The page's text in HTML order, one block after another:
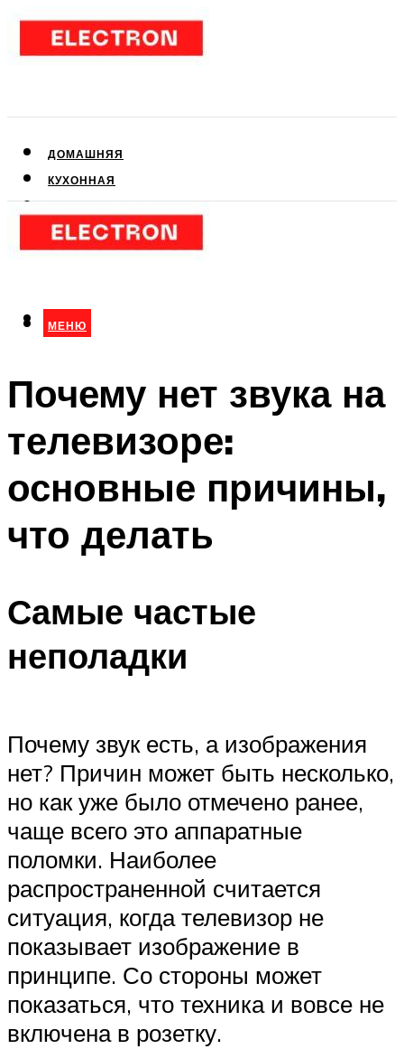
ДОМАШНЯЯ
КУХОННАЯ
КЛИМАТИЧЕСКАЯ
МЕНЮ
МЕНЮ
Почему нет звука на
телевизоре:
основные причины,
что делать
Самые частые
неполадки
Почему звук есть, а изображения
нет? Причин может быть несколько,
но как уже было отмечено ранее,
чаще всего это аппаратные
поломки. Наиболее
распространенной считается
ситуация, когда телевизор не
показывает изображение в
принципе. Со стороны может
показаться, что техника и вовсе не
включена в розетку.